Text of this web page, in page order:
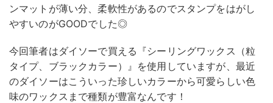
ンマットが薄い分、柔軟性があるのでスタンプをはがし
やすいのがGOODでした◎
今回筆者はダイソーで買える『シーリングワックス（粒
タイプ、ブラックカラー）』を使用していますが、最近
のダイソーはこういった珍しいカラーから可愛らしい色
味のワックスまで種類が豊富なんです！